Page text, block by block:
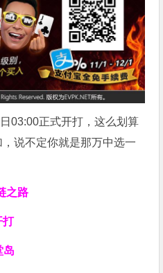
03:00正式开打，这么划算
说不定你就是那万中选一
之路
打
岛